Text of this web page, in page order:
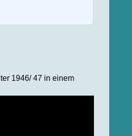
1946/ 47 in einem